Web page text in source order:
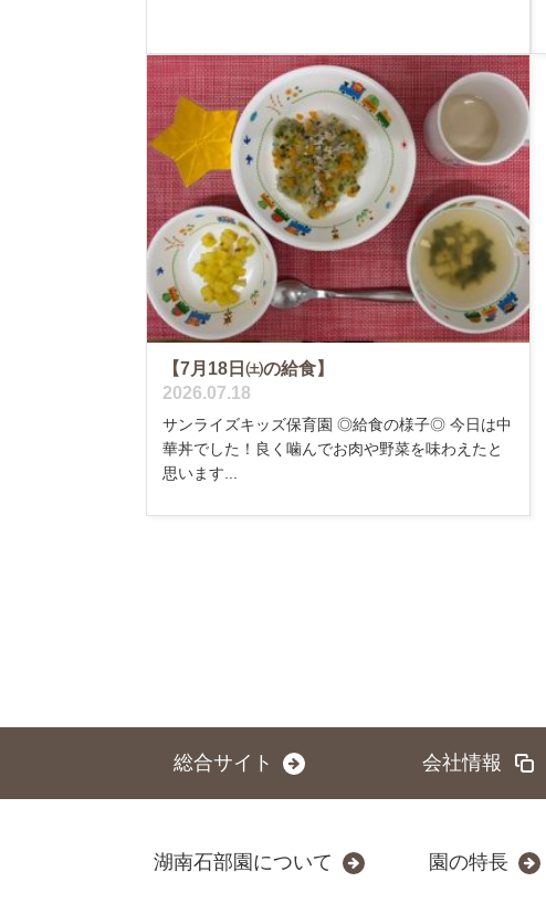
【7月18日㈯の給食】
2026.07.18
サンライズキッズ保育園 ◎給食の様子◎ 今日は中
華丼でした！良く噛んでお肉や野菜を味わえたと
思います...
総合サイト 会社情報
湖南石部園について 園の特長